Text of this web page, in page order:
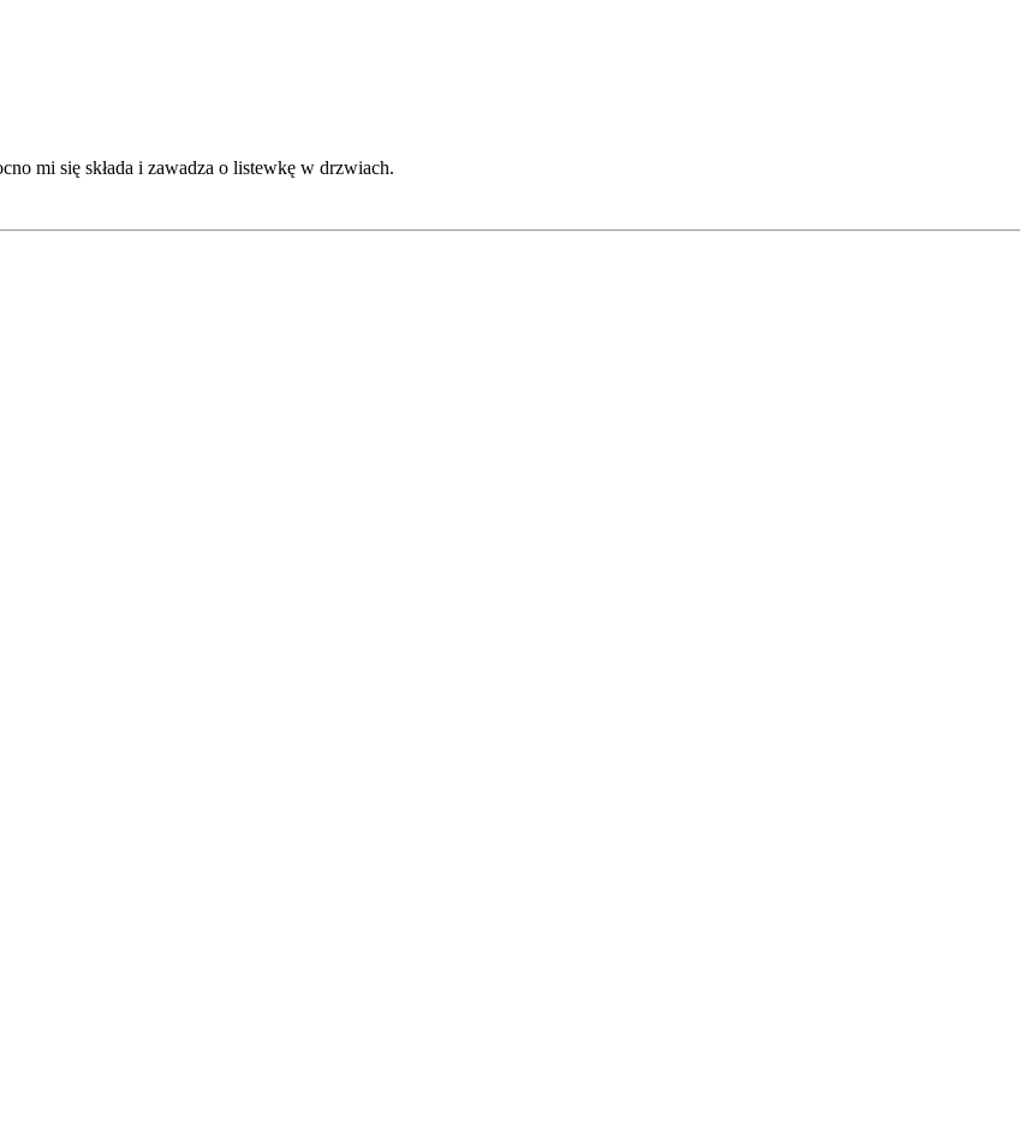
mi się składa i zawadza o listewkę w drzwiach.